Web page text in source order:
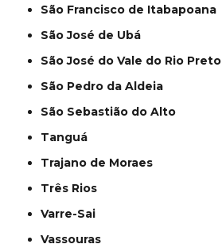
São Francisco de Itabapoana
São José de Ubá
São José do Vale do Rio Preto
São Pedro da Aldeia
São Sebastião do Alto
Tanguá
Trajano de Moraes
Três Rios
Varre-Sai
Vassouras